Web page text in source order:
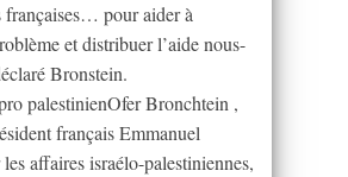
françaises… pour aider à
et distribuer l’aide nous-
Bronstein.
palestinienOfer Bronchtein ,
français Emmanuel
affaires israélo-palestiniennes,